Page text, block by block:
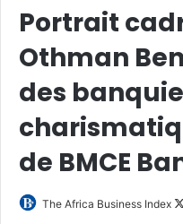
Portrait
Othman
des
de BMCE
The Africa Business Index